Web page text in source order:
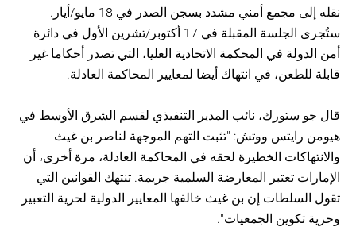
نقله إلى مجمع أمني مشدد بسجن الصدر في 18 مايو/أيار.
ستُجرى الجلسة المقبلة في 17 أكتوبر/تشرين الأول في دائرة
أمن الدولة في المحكمة الاتحادية العليا، التي تصدر أحكاما غير
قابلة للطعن، في انتهاك أيضا لمعايير المحاكمة العادلة.
قال جو ستورك، نائب المدير التنفيذي لقسم الشرق الأوسط في
هيومن رايتس ووتش: "تثبت التهم الموجهة لناصر بن غيث
والانتهاكات الخطيرة لحقه في المحاكمة العادلة، مرة أخرى، أن
الإمارات تعتبر المعارضة السلمية جريمة. تنتهك القوانين التي
تقول السلطات إن بن غيث خالفها المعايير الدولية لحرية التعبير
وحرية تكوين الجمعيات".